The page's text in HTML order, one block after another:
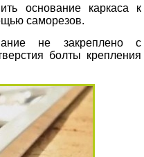
основание каркаса к
саморезов.
не закреплено с
болты крепления